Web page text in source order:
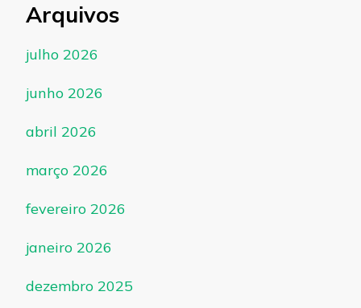
Arquivos
julho 2026
junho 2026
abril 2026
março 2026
fevereiro 2026
janeiro 2026
dezembro 2025